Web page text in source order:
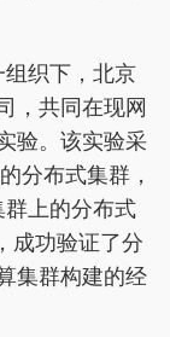
织下，北京
，共同在现网
验。该实验采
分布式集群，
群上的分布式
成功验证了分
集群构建的经